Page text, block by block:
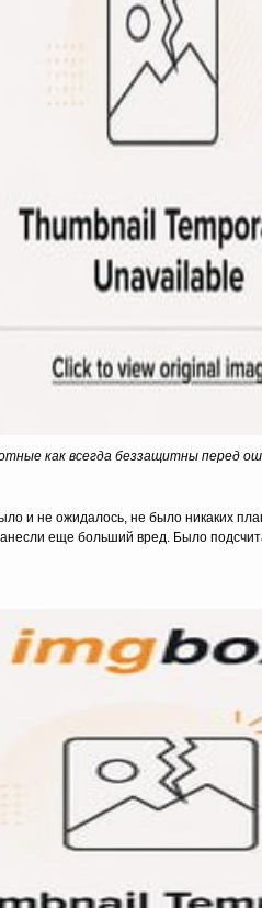
как всегда беззащитны перед
и не ожидалось, не было никаких
еще больший вред. Было